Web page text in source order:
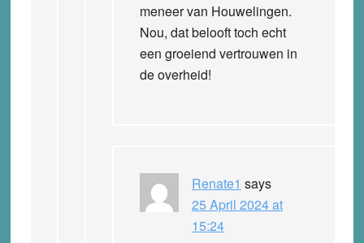
meneer van Houwelingen.
Nou, dat belooft toch echt
een groeiend vertrouwen in
de overheid!
Renate1 says
25 April 2024 at
15:24